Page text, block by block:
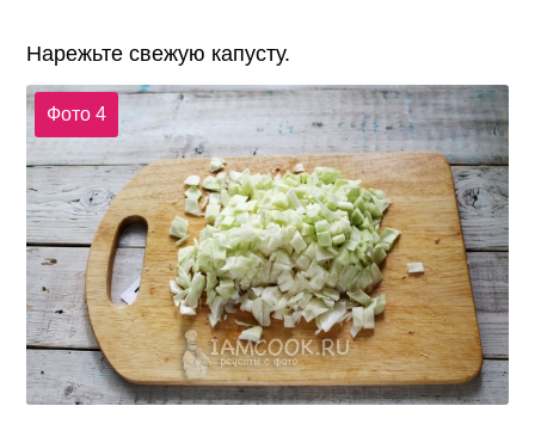
Нарежьте свежую капусту.
Фото 4